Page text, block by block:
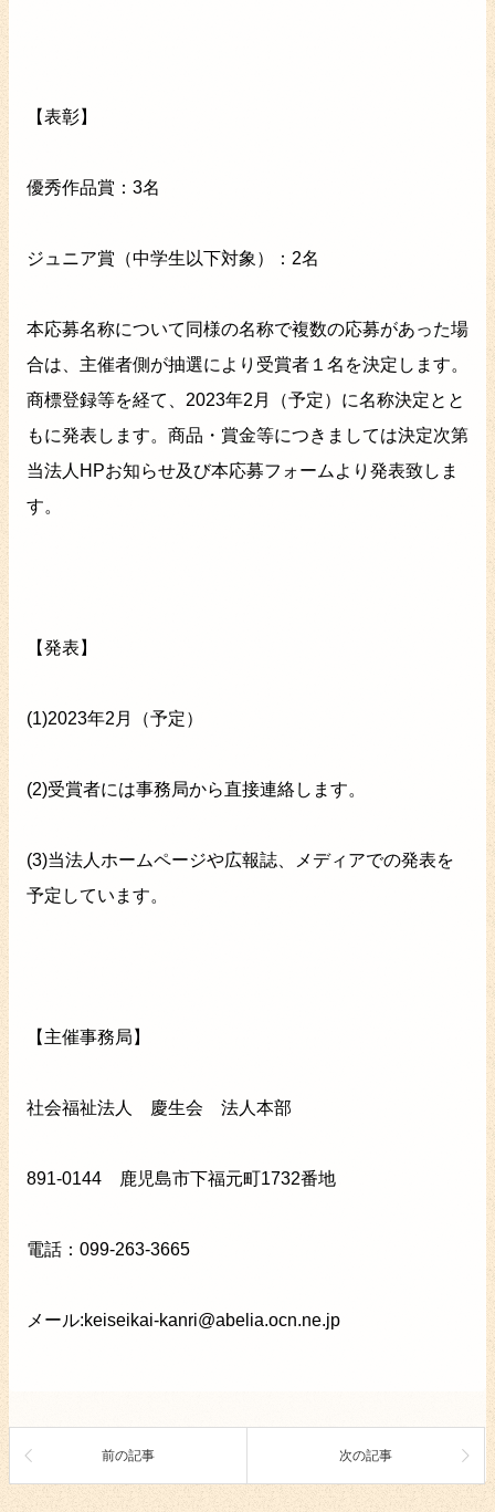
【表彰】
優秀作品賞：3名
ジュニア賞（中学生以下対象）：2名
本応募名称について同様の名称で複数の応募があった場
合は、主催者側が抽選により受賞者１名を決定します。
商標登録等を経て、2023年2月（予定）に名称決定とと
もに発表します。商品・賞金等につきましては決定次第
当法人HPお知らせ及び本応募フォームより発表致しま
す。
【発表】
(1)2023年2月（予定）
(2)受賞者には事務局から直接連絡します。
(3)当法人ホームページや広報誌、メディアでの発表を
予定しています。
【主催事務局】
社会福祉法人 慶生会 法人本部
891-0144 鹿児島市下福元町1732番地
電話：099-263-3665
メール:keiseikai-kanri@abelia.ocn.ne.jp
前の記事 次の記事